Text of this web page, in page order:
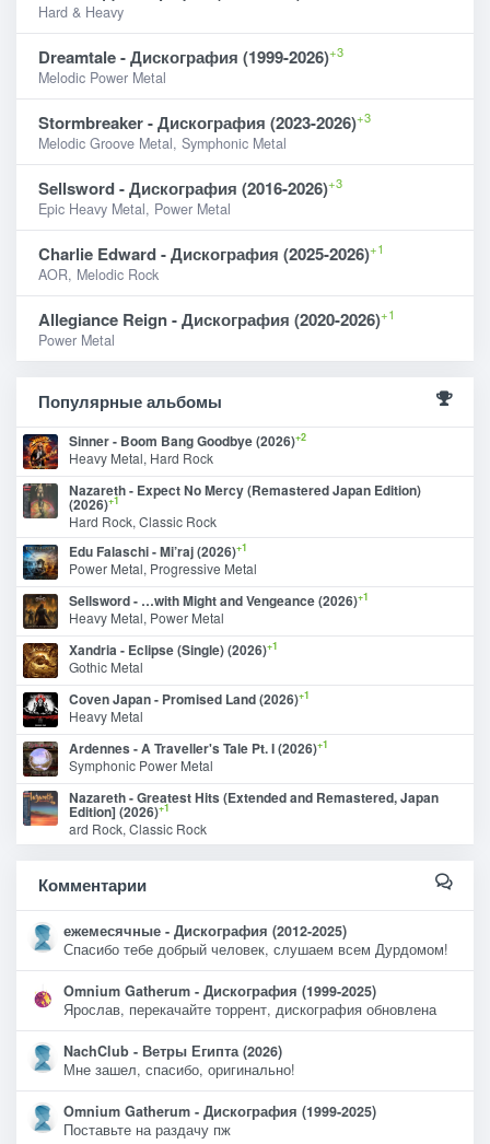
Hard & Heavy
Dreamtale - Дискография (1999-2026)+3
Melodic Power Metal
Stormbreaker - Дискография (2023-2026)+3
Melodic Groove Metal, Symphonic Metal
Sellsword - Дискография (2016-2026)+3
Epic Heavy Metal, Power Metal
Charlie Edward - Дискография (2025-2026)+1
AOR, Melodic Rock
Allegiance Reign - Дискография (2020-2026)+1
Power Metal
Популярные альбомы
Sinner - Boom Bang Goodbye (2026)+2
Heavy Metal, Hard Rock
Nazareth - Expect No Mercy (Remastered Japan Edition)
(2026)+1
Hard Rock, Classic Rock
Edu Falaschi - Mi’raj (2026)+1
Power Metal, Progressive Metal
Sellsword - …with Might and Vengeance (2026)+1
Heavy Metal, Power Metal
Xandria - Eclipse (Single) (2026)+1
Gothic Metal
Coven Japan - Promised Land (2026)+1
Heavy Metal
Ardennes - A Traveller's Tale Pt. I (2026)+1
Symphonic Power Metal
Nazareth - Greatest Hits (Extended and Remastered, Japan
Edition] (2026)+1
ard Rock, Classic Rock
Комментарии
ежемесячные - Дискография (2012-2025)
Спасибо тебе добрый человек, слушаем всем Дурдомом!
Omnium Gatherum - Дискография (1999-2025)
Ярослав, перекачайте торрент, дискография обновлена
NachClub - Ветры Египта (2026)
Мне зашел, спасибо, оригинально!
Omnium Gatherum - Дискография (1999-2025)
Поставьте на раздачу пж